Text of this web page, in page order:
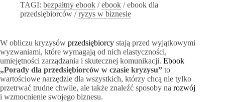
TAGI: bezpałtny ebook /ebook /ebook dla
przedsiębiorców /ryzys w biznesie
W obliczu kryzysów przedsiębiorcy stają przed wyjątkowymi
wyzwaniami, które wymagają od nich elastyczności,
umiejętności zarządzania i skutecznej komunikacji. Ebook
„Porady dla przedsiębiorców w czasie kryzysu” to
wartościowe narzędzie dla wszystkich, którzy chcą nie tylko
przetrwać trudne chwile, ale także znaleźć sposoby na rozwój
i wzmocnienie swojego biznesu.